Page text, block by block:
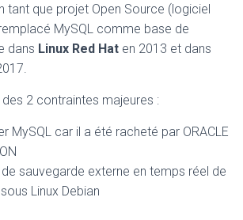
tant que projet Open Source (logiciel
MySQL comme base de
dans Linux Red Hat en 2013 et dans
2 contraintes majeures :
MySQL car il a été racheté par ORACLE
sauvegarde externe en temps réel de
Linux Debian